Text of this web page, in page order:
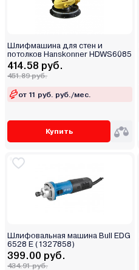
Шлифмашина для стен и
потолков Hanskonner HDWS6085
414.58 руб.
451.89 руб.
от 11 руб. руб./мес.
Купить
Шлифовальная машина Bull EDG
6528 E (1327858)
399.00 руб.
434.91 руб.